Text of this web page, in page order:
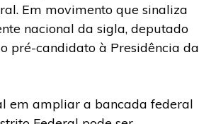
Em movimento que sinaliza
nacional da sigla, deputado
pré-candidato à Presidência da
em ampliar a bancada federal